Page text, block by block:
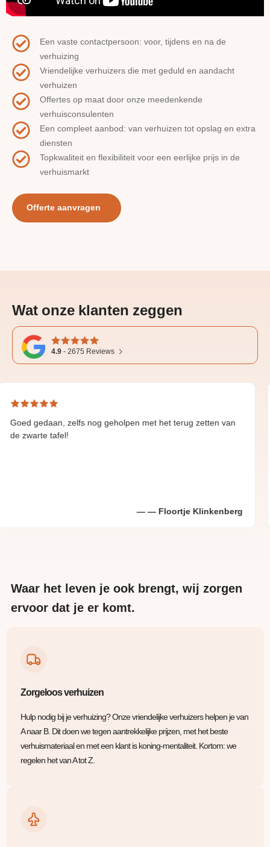
Een vaste contactpersoon: voor, tijdens en na de
verhuizing
Vriendelijke verhuizers die met geduld en aandacht
verhuizen
Offertes op maat door onze meedenkende
verhuisconsulenten
Een compleet aanbod: van verhuizen tot opslag en extra
diensten
Topkwaliteit en flexibiliteit voor een eerlijke prijs in de
verhuismarkt
Offerte aanvragen
Wat onze klanten zeggen
4.9 - 2675 Reviews
zelfs nog geholpen met het terug zetten van
tafel!
Floortje Klinkenberg
Waar het leven je ook brengt, wij zorgen
ervoor dat je er komt.
Zorgeloos verhuizen
Hulp nodig bij je verhuizing? Onze vriendelijke verhuizers helpen je van
A naar B. Dit doen we tegen aantrekkelijke prijzen, met het beste
verhuismateriaal en met een klant is koning-mentaliteit. Kortom: we
regelen het van A tot Z.